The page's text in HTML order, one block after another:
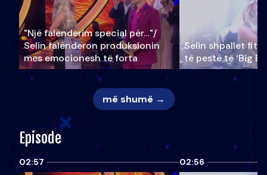
"Një falenderim special për…"/
Selin falënderon produksionin
mes emocionesh të forta
Selin shpallet
të pestë të ‘Big
më shumë →
Episode
02:57 02:56